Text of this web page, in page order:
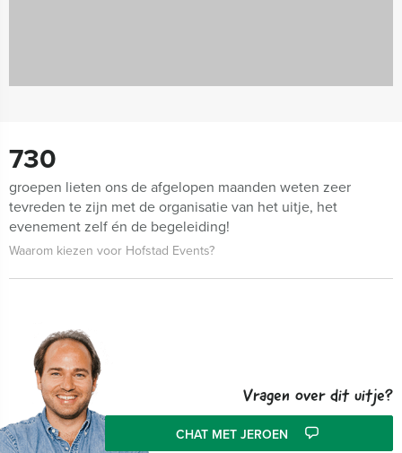
730
groepen lieten ons de afgelopen maanden weten zeer
tevreden te zijn met de organisatie van het uitje, het
evenement zelf én de begeleiding!
Waarom kiezen voor Hofstad Events?
Vragen over dit uitje?
CHAT MET JEROEN